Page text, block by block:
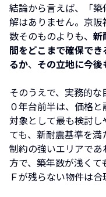
結論から言えば、「
解はありません。京
数そのものよりも、 新
間をどこまで確保でき
るか、 その立地に今
そのうえで、実務的
０年台前半は、価格
対象として最も検討
ても、新耐震基準を
制約の強いエリアで
方で、築年数が浅く
Ｆが残らない物件は合